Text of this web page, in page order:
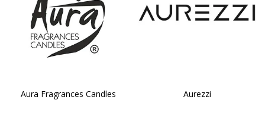
Aura Fragrances Candles Aurezzi